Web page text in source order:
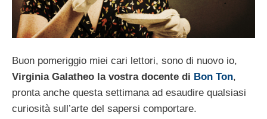
Buon pomeriggio miei cari lettori, sono di nuovo io,
Virginia Galatheo la vostra docente di Bon Ton,
pronta anche questa settimana ad esaudire qualsiasi
curiosità sull’arte del sapersi comportare.